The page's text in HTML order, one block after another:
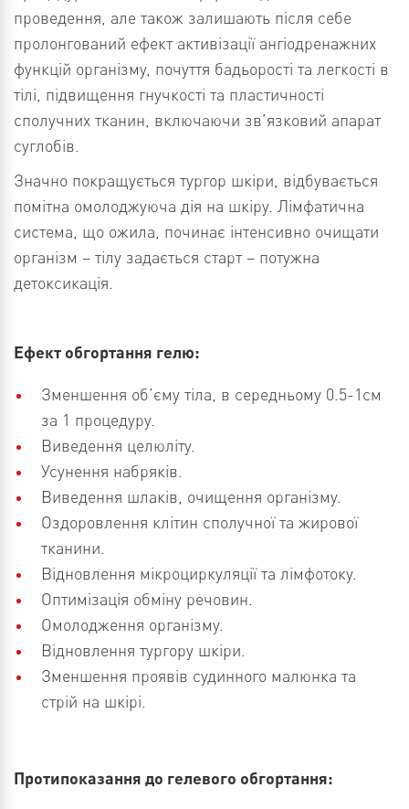
проведення, але також залишають після себе
пролонгований ефект активізації ангіодренажних
функцій організму, почуття бадьорості та легкості в
тілі, підвищення гнучкості та пластичності
сполучних тканин, включаючи зв’язковий апарат
суглобів.
Значно покращується тургор шкіри, відбувається
помітна омолоджуюча дія на шкіру. Лімфатична
система, що ожила, починає інтенсивно очищати
організм – тілу задається старт – потужна
детоксикація.
Ефект обгортання гелю:
Зменшення об’єму тіла, в середньому 0.5-1см
за 1 процедуру.
Виведення целюліту.
Усунення набряків.
Виведення шлаків, очищення організму.
Оздоровлення клітин сполучної та жирової
тканини.
Відновлення мікроциркуляції та лімфотоку.
Оптимізація обміну речовин.
Омолодження організму.
Відновлення тургору шкіри.
Зменшення проявів судинного малюнка та
стрій на шкірі.
Протипоказання до гелевого обгортання: